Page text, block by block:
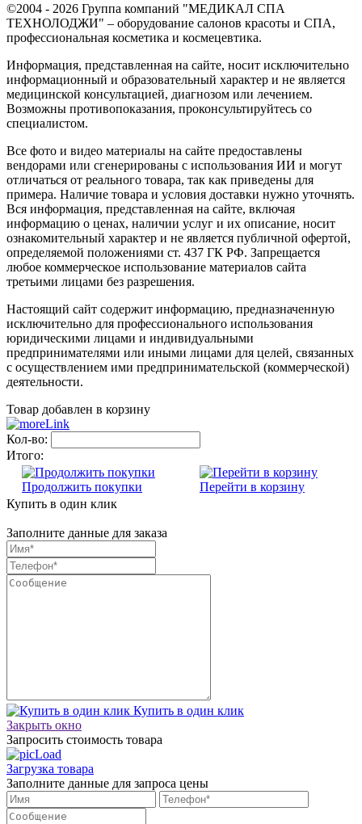
©2004 - 2026 Группа компаний "МЕДИКАЛ СПА
ТЕХНОЛОДЖИ" – оборудование салонов красоты и СПА,
профессиональная косметика и космецевтика.
Информация, представленная на сайте, носит исключительно
информационный и образовательный характер и не является
медицинской консультацией, диагнозом или лечением.
Возможны противопоказания, проконсультируйтесь со
специалистом.
Все фото и видео материалы на сайте предоставлены
вендорами или сгенерированы с использования ИИ и могут
отличаться от реального товара, так как приведены для
примера. Наличие товара и условия доставки нужно уточнять.
Вся информация, представленная на сайте, включая
информацию о ценах, наличии услуг и их описание, носит
ознакомительный характер и не является публичной офертой,
определяемой положениями ст. 437 ГК РФ. Запрещается
любое коммерческое использование материалов сайта
третьими лицами без разрешения.
Настоящий сайт содержит информацию, предназначенную
исключительно для профессионального использования
юридическими лицами и индивидуальными
предпринимателями или иными лицами для целей, связанных
с осуществлением ими предпринимательской (коммерческой)
деятельности.
Товар добавлен в корзину
Кол-во:
Итого:
Продолжить покупки
Перейти в корзину
Купить в один клик
Заполните данные для заказа
Купить в один клик
Закрыть окно
Запросить стоимость товара
Загрузка товара
Заполните данные для запроса цены